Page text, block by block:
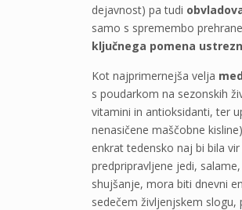
dejavnost) pa tudi
samo s spremembo
ključnega pomena
Kot najprimernejša velja
s poudarkom na sezonskih
vitamini in antioksidanti, ter
nenasičene maščobne
enkrat tedensko naj bi bila
predpripravljene jedi,
shujšanje, mora biti dnevni
sedečem življenjskem